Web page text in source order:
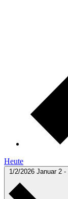
Heute
1/2/2026 Januar 2 -